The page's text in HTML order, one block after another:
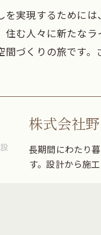
を実現するために
住む人々に新たな
づくりの旅です。
株式会社
長期間にわたり
す。設計から施